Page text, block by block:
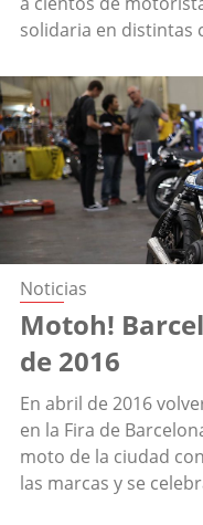
solidaria en distintas
Noticias
Motoh!
de 2016
En abril de 2016
en la Fira de
moto de la ciudad
las marcas y se